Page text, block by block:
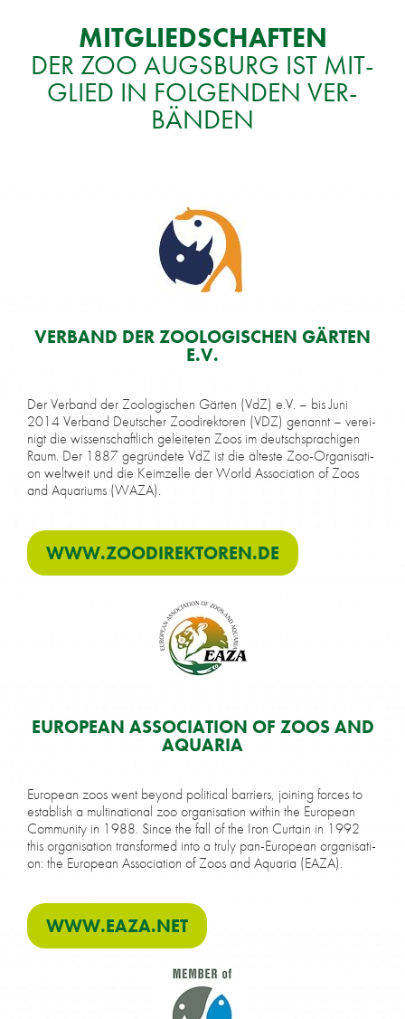
MIT­GLIED­SCHAF­TEN
DER ZOO AUGS­BURG IST MIT­
GLIED IN FOL­GEN­DEN VER­
BÄN­DEN
VER­BAND DER ZOO­LO­GI­SCHEN GÄR­TEN
E.V.
Der Ver­band der Zoo­lo­gi­schen Gär­ten (VdZ) e.V. – bis Juni
2014 Ver­band Deut­scher Zoo­di­rek­to­ren (VDZ) ge­nannt – ver­ei­
nigt die wis­sen­schaft­lich ge­lei­te­ten Zoos im deutsch­spra­chi­gen
Raum. Der 1887 ge­grün­de­te VdZ ist die äl­tes­te Zoo-Or­ga­ni­sa­ti­
on welt­weit und die Keim­zel­le der World As­so­cia­ti­on of Zoos
and Aqua­ri­ums (WAZA).
WWW​.ZOO​DI​REK​TO​REN​.DE
EU­RO­PEAN AS­SO­CIA­TI­ON OF ZOOS AND
AQUA­RIA
Eu­ro­pean zoos went bey­ond po­li­ti­cal bar­riers, joi­ning forces to
es­tab­lish a mul­ti­na­tio­nal zoo or­ga­ni­sa­ti­on wi­thin the Eu­ro­pean
Com­mu­ni­ty in 1988. Sin­ce the fall of the Iron Curtain in 1992
this or­ga­ni­sa­ti­on trans­for­med into a tru­ly pan-Eu­ro­pean or­ga­ni­sa­ti­
on: the Eu­ro­pean As­so­cia­ti­on of Zoos and Aqua­ria (EAZA).
WWW​.EAZA​.NET